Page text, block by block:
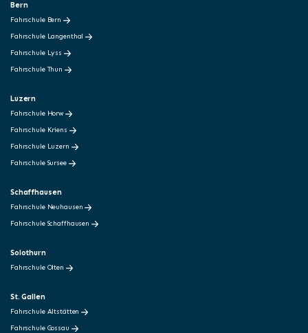
Bern
Fahrschule Bern
Fahrschule Langenthal
Fahrschule Lyss
Fahrschule Thun
Luzern
Fahrschule Horw
Fahrschule Kriens
Fahrschule Luzern
Fahrschule Sursee
Schaffhausen
Fahrschule Neuhausen
Fahrschule Schaffhausen
Solothurn
Fahrschule Olten
St. Gallen
Fahrschule Altstätten
Fahrschule Gossau